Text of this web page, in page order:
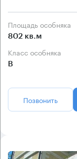
Площадь особняка
802 кв.м
Класс особняка
B
Позвонить